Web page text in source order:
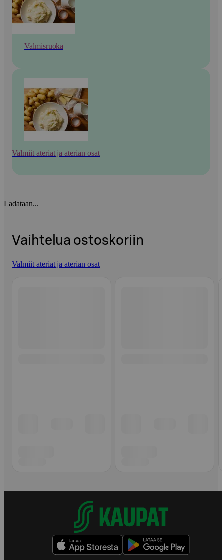
Valmisruoka
Valmiit ateriat ja aterian osat
Ladataan...
Vaihtelua ostoskoriin
Valmiit ateriat ja aterian osat